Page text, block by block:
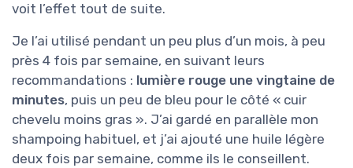
voit l’effet tout de suite.
Je l’ai utilisé pendant un peu plus d’un mois, à peu
près 4 fois par semaine, en suivant leurs
recommandations : lumière rouge une vingtaine de
minutes, puis un peu de bleu pour le côté « cuir
chevelu moins gras ». J’ai gardé en parallèle mon
shampoing habituel, et j’ai ajouté une huile légère
deux fois par semaine, comme ils le conseillent.